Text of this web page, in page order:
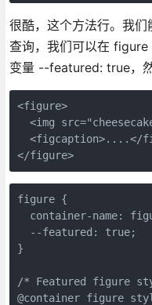
很酷，这个方法行。我
查询，我们可以在
变量 --featured: true，
<figure>
<img
<figcaption>....</
</figure>
figure {
container-name:
  --featured: true;
}
/* Featured figure
@container figure